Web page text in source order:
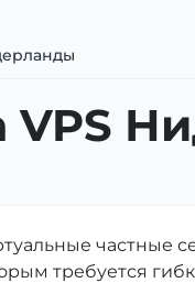
VPS
частные
требуется